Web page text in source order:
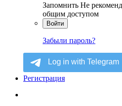
Запомнить Не
общим доступом
Войти
Забыли пароль?
Регистрация